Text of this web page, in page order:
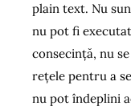
plain text. Nu
nu pot fi
consecință, nu
rețele pentru a
nu pot îndeplini